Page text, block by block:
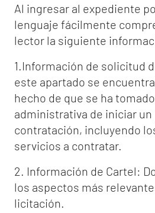
Al ingresar al expediente
lenguaje fácilmente
lector la siguiente
1.Información de solicitud
este apartado se
hecho de que se ha
administrativa de iniciar un
contratación, incluyendo
servicios a contratar.
2. Información de Cartel:
los aspectos más
licitación.